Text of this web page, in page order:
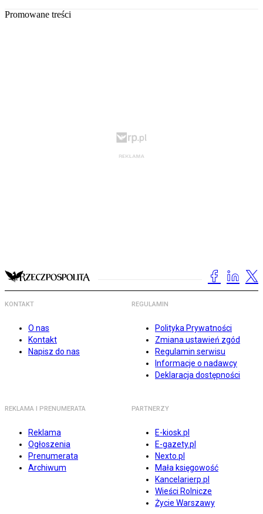
Promowane treści
KONTAKT
O nas
Kontakt
Napisz do nas
REGULAMIN
Polityka Prywatności
Zmiana ustawień zgód
Regulamin serwisu
Informacje o nadawcy
Deklaracja dostępności
REKLAMA I PRENUMERATA
Reklama
Ogłoszenia
Prenumerata
Archiwum
PARTNERZY
E-kiosk.pl
E-gazety.pl
Nexto.pl
Mała księgowość
Kancelarierp.pl
Wieści Rolnicze
Życie Warszawy